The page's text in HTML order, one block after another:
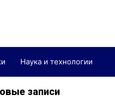
Наука и технологии
записи